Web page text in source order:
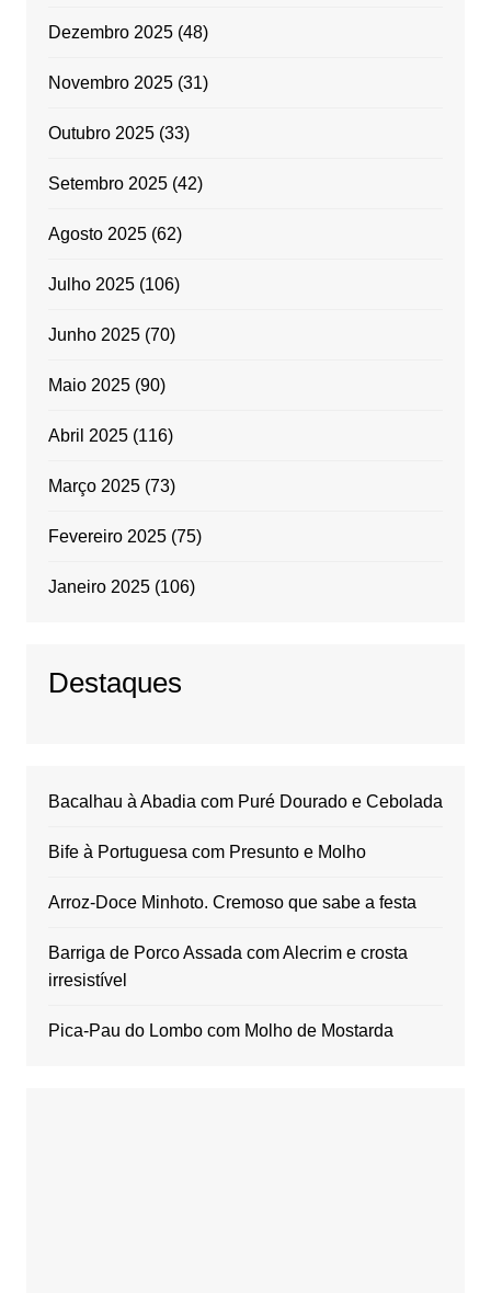
Dezembro 2025(48)
Novembro 2025(31)
Outubro 2025(33)
Setembro 2025(42)
Agosto 2025(62)
Julho 2025(106)
Junho 2025(70)
Maio 2025(90)
Abril 2025(116)
Março 2025(73)
Fevereiro 2025(75)
Janeiro 2025(106)
Destaques
Bacalhau à Abadia com Puré Dourado e Cebolada
Bife à Portuguesa com Presunto e Molho
Arroz-Doce Minhoto. Cremoso que sabe a festa
Barriga de Porco Assada com Alecrim e crosta
irresistível
Pica-Pau do Lombo com Molho de Mostarda